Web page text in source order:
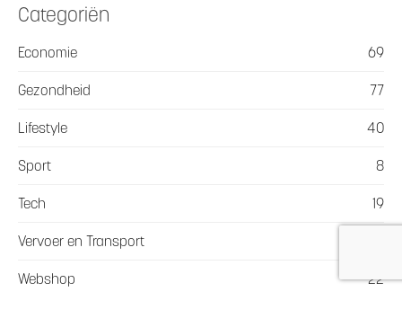
Categoriën
Economie
69
Gezondheid
77
Lifestyle
40
Sport
8
Tech
19
Vervoer en Transport
Webshop
22